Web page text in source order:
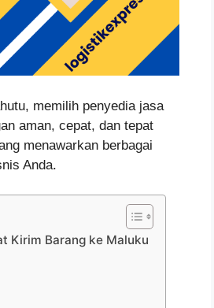
memilih penyedia jasa
aman, cepat, dan tepat
menawarkan berbagai
Anda.
Kirim Barang ke Maluku